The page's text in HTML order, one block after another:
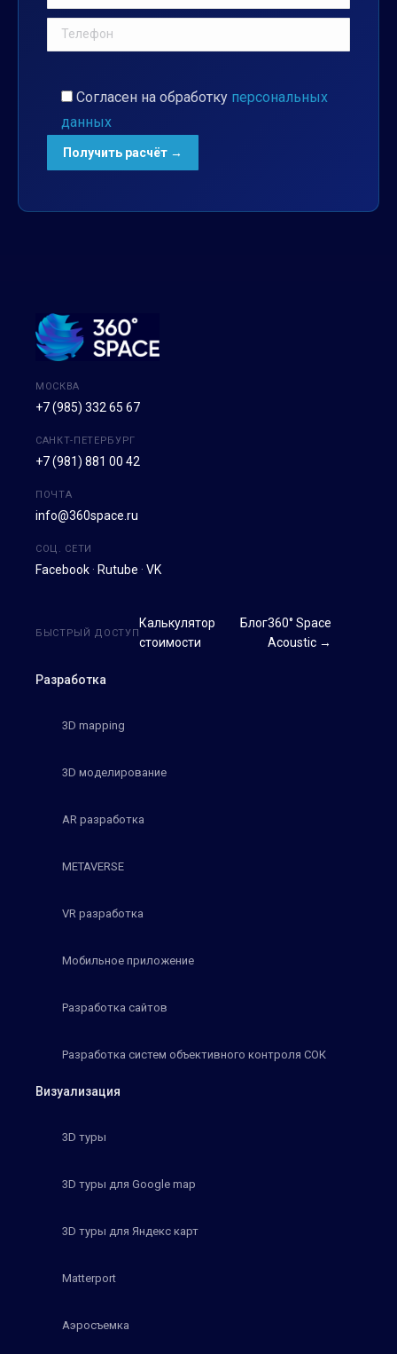
Согласен на обработку персональных
данных
МОСКВА
+7 (985) 332 65 67
САНКТ-ПЕТЕРБУРГ
+7 (981) 881 00 42
ПОЧТА
info@360space.ru
СОЦ. СЕТИ
Facebook · Rutube · VK
Разработка
3D mapping
3D моделирование
AR разработка
METAVERSE
VR разработка
Мобильное приложение
Разработка сайтов
Разработка систем объективного контроля СОК
Визуализация
3D туры
3D туры для Google map
3D туры для Яндекс карт
Matterport
Аэросъемка
БЫСТРЫЙ ДОСТУП
Калькулятор
стоимости
Блог360° Space
Acoustic →